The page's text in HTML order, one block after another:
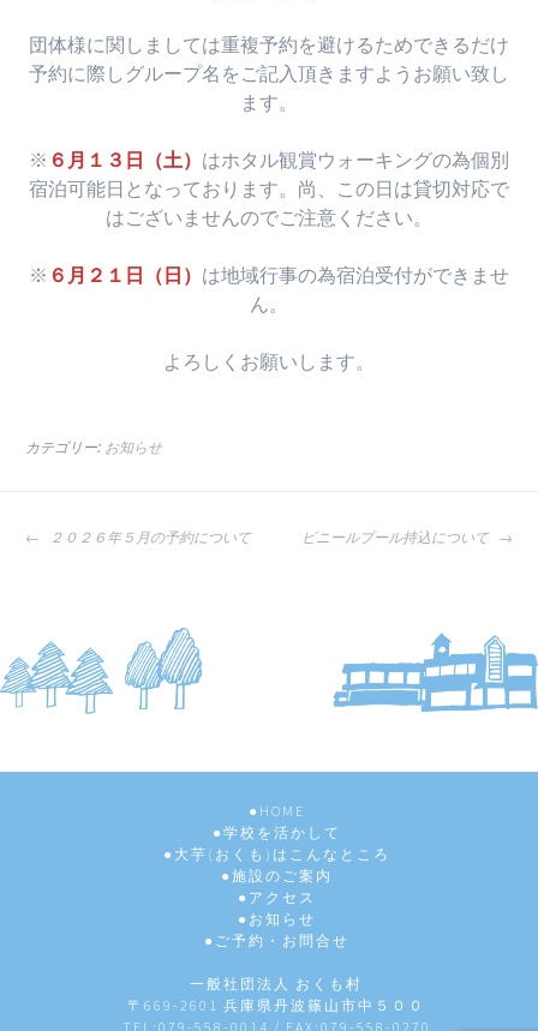
団体様に関しましては重複予約を避けるためできるだけ
予約に際しグループ名をご記入頂きますようお願い致し
ます。
※ ６月１３日（土） はホタル観賞ウォーキングの為個別
宿泊可能日となっております。尚、この日は貸切対応で
はございませんのでご注意ください。
※ ６月２１日（日） は地域行事の為宿泊受付ができませ
ん。
よろしくお願いします。
カテゴリー: お知らせ
投
ゲ
ー
シ
ン
２０２６年５月の予約について ビニールプール持込について
HOME
学校を活かして
大芋(おくも)はこんなところ
施設のご案内
アクセス
お知らせ
ご予約・お問合せ
一般社団法人 おくも村
〒669-2601 兵庫県丹波篠山市中５００
TEL:079-558-0014 / FAX:079-558-0270